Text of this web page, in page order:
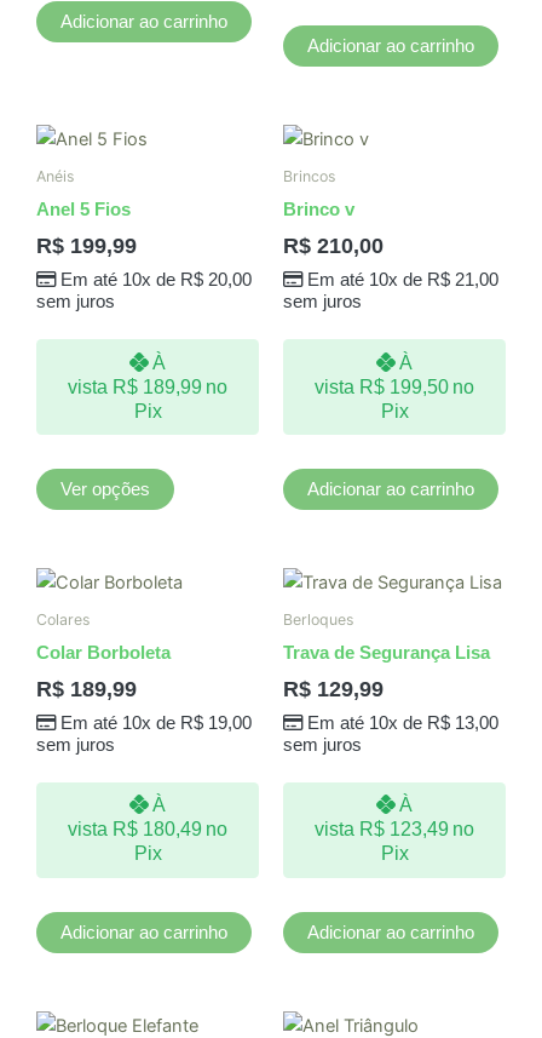
Adicionar ao carrinho
Adicionar ao carrinho
Anéis
Anel 5 Fios
R$ 199,99
Em até 10x de R$20,00
sem juros
À
vista R$189,99 no
Pix
Ver opções
As
podem
escolhidas
do
Brincos
Brinco v
R$ 210,00
Em até 10x de R$21,00
sem juros
À
vista R$199,50 no
Pix
Adicionar ao carrinho
Colares
Colar Borboleta
R$ 189,99
Em até 10x de R$19,00
sem juros
À
vista R$180,49 no
Pix
Adicionar ao carrinho
Berloques
Trava de Segurança Lisa
R$ 129,99
Em até 10x de R$13,00
sem juros
À
vista R$123,49 no
Pix
Adicionar ao carrinho